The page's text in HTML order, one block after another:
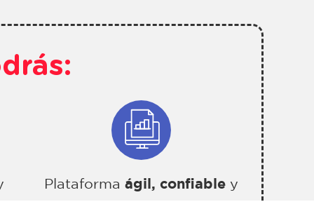
Plataforma ágil, confiable y